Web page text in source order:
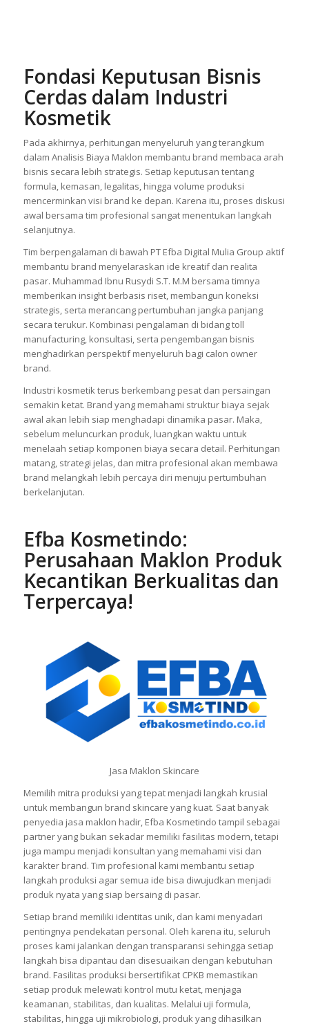
Fondasi Keputusan Bisnis
Cerdas dalam Industri
Kosmetik
Pada akhirnya, perhitungan menyeluruh yang terangkum
dalam Analisis Biaya Maklon membantu brand membaca arah
bisnis secara lebih strategis. Setiap keputusan tentang
formula, kemasan, legalitas, hingga volume produksi
mencerminkan visi brand ke depan. Karena itu, proses diskusi
awal bersama tim profesional sangat menentukan langkah
selanjutnya.
Tim berpengalaman di bawah PT Efba Digital Mulia Group aktif
membantu brand menyelaraskan ide kreatif dan realita
pasar. Muhammad Ibnu Rusydi S.T. M.M bersama timnya
memberikan insight berbasis riset, membangun koneksi
strategis, serta merancang pertumbuhan jangka panjang
secara terukur. Kombinasi pengalaman di bidang toll
manufacturing, konsultasi, serta pengembangan bisnis
menghadirkan perspektif menyeluruh bagi calon owner
brand.
Industri kosmetik terus berkembang pesat dan persaingan
semakin ketat. Brand yang memahami struktur biaya sejak
awal akan lebih siap menghadapi dinamika pasar. Maka,
sebelum meluncurkan produk, luangkan waktu untuk
menelaah setiap komponen biaya secara detail. Perhitungan
matang, strategi jelas, dan mitra profesional akan membawa
brand melangkah lebih percaya diri menuju pertumbuhan
berkelanjutan.
Efba Kosmetindo:
Perusahaan Maklon Produk
Kecantikan Berkualitas dan
Terpercaya!
Jasa Maklon Skincare
Memilih mitra produksi yang tepat menjadi langkah krusial
untuk membangun brand skincare yang kuat. Saat banyak
penyedia jasa maklon hadir, Efba Kosmetindo tampil sebagai
partner yang bukan sekadar memiliki fasilitas modern, tetapi
juga mampu menjadi konsultan yang memahami visi dan
karakter brand. Tim profesional kami membantu setiap
langkah produksi agar semua ide bisa diwujudkan menjadi
produk nyata yang siap bersaing di pasar.
Setiap brand memiliki identitas unik, dan kami menyadari
pentingnya pendekatan personal. Oleh karena itu, seluruh
proses kami jalankan dengan transparansi sehingga setiap
langkah bisa dipantau dan disesuaikan dengan kebutuhan
brand. Fasilitas produksi bersertifikat CPKB memastikan
setiap produk melewati kontrol mutu ketat, menjaga
keamanan, stabilitas, dan kualitas. Melalui uji formula,
stabilitas, hingga uji mikrobiologi, produk yang dihasilkan